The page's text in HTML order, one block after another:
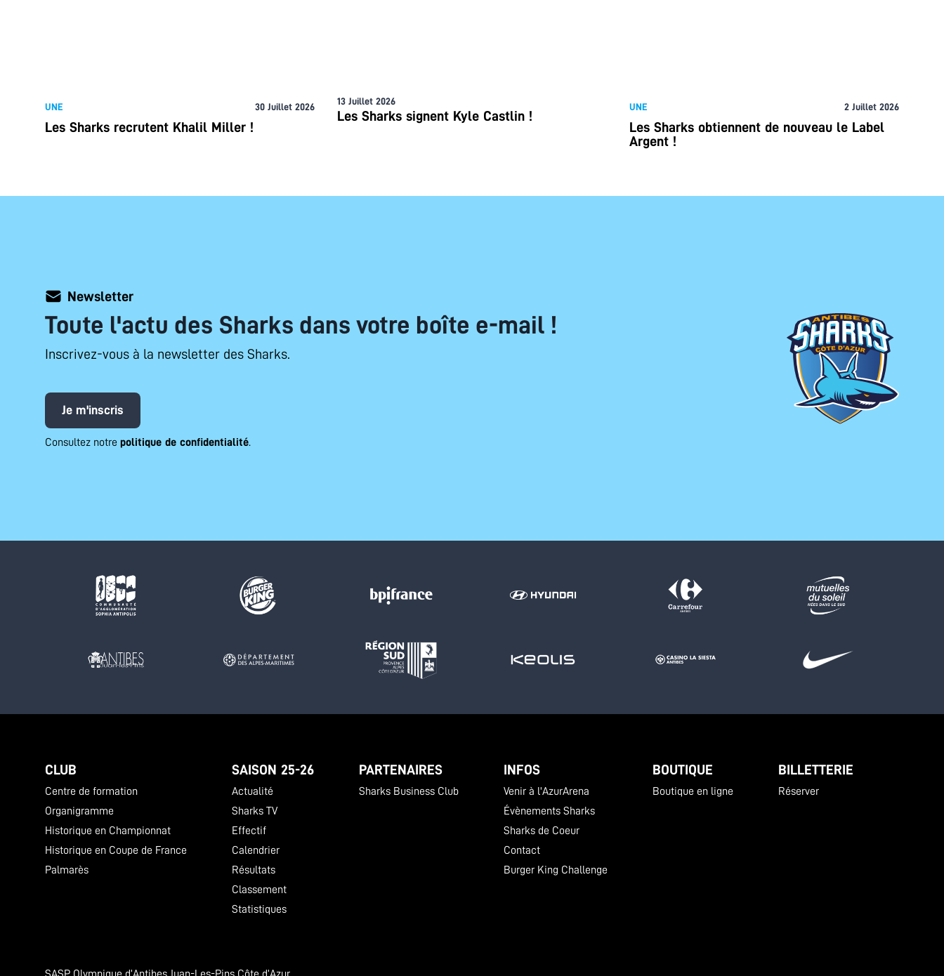
UNE 30 Juillet 2026
Les Sharks recrutent Khalil Miller !
13 Juillet 2026
Les Sharks signent Kyle Castlin !
UNE 2 Juillet 2026
Les Sharks obtiennent de nouveau le Label
Argent !
Newsletter
Toute l'actu des Sharks dans votre boîte e-mail !
Inscrivez-vous à la newsletter des Sharks.
Je m'inscris
Consultez notre politique de confidentialité.
CLUB
Centre de formation
Organigramme
Historique en Championnat
Historique en Coupe de France
Palmarès
SAISON 25-26
Actualité
Sharks TV
Effectif
Calendrier
Résultats
Classement
Statistiques
PARTENAIRES
Sharks Business Club
INFOS
Venir à l'AzurArena
Évènements Sharks
Sharks de Coeur
Contact
Burger King Challenge
BOUTIQUE
Boutique en ligne
BILLETTERIE
Réserver
SASP Olympique d’Antibes Juan-Les-Pins Côte d’Azur